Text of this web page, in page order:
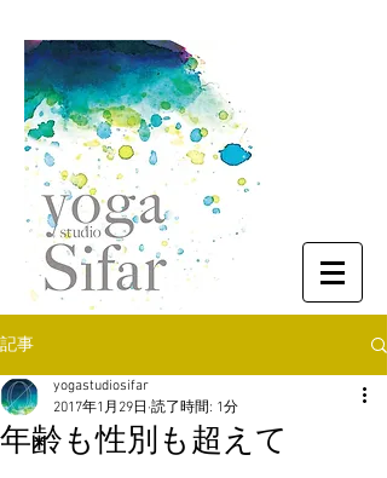
記事
年齢も性別も超えて
yogastudiosifar
2017年1月29日 読了時間: 1分